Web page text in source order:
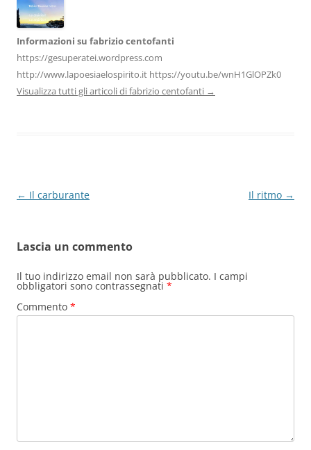
Informazioni su fabrizio centofanti
https://gesuperatei.wordpress.com
http://www.lapoesiaelospirito.it https://youtu.be/wnH1GlOPZk0
Visualizza tutti gli articoli di fabrizio centofanti →
Navigazione
← Il carburante Il ritmo →
Lascia un commento
Il tuo indirizzo email non sarà pubblicato. I campi
obbligatori sono contrassegnati *
Commento *